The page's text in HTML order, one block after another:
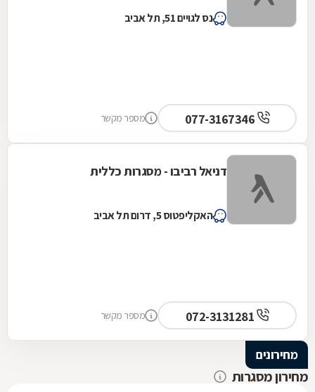
נס לגויים 51, תל אביב
מספר מקשר
דניאל רביבו - מסגרות כללית
האקליפטוס 5, דרום תל אביב
מספר מקשר
מחירונים
מחירון מסגרות